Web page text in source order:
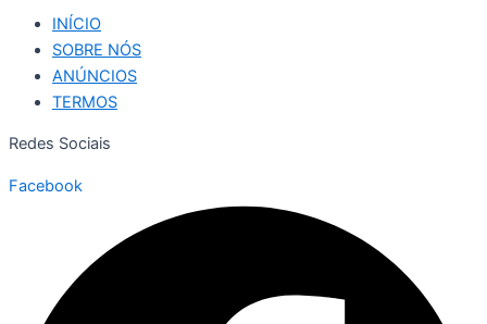
INÍCIO
SOBRE NÓS
ANÚNCIOS
TERMOS
Redes Sociais
Facebook